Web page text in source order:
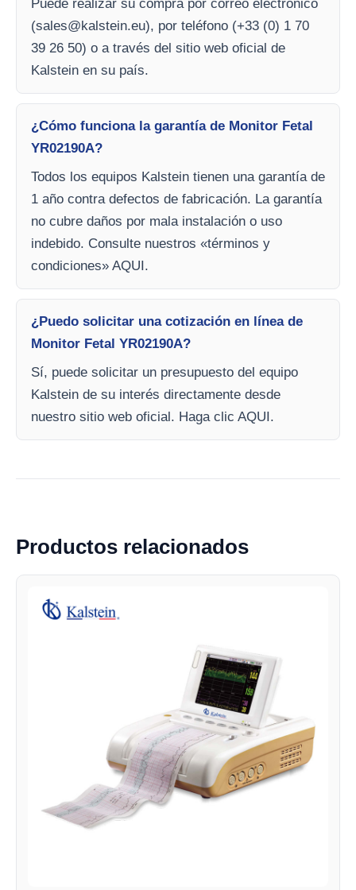
Puede realizar su compra por correo electrónico
(sales@kalstein.eu), por teléfono (+33 (0) 1 70
39 26 50) o a través del sitio web oficial de
Kalstein en su país.
¿Cómo funciona la garantía de Monitor Fetal
YR02190A?
Todos los equipos Kalstein tienen una garantía de
1 año contra defectos de fabricación. La garantía
no cubre daños por mala instalación o uso
indebido. Consulte nuestros «términos y
condiciones» AQUI.
¿Puedo solicitar una cotización en línea de
Monitor Fetal YR02190A?
Sí, puede solicitar un presupuesto del equipo
Kalstein de su interés directamente desde
nuestro sitio web oficial. Haga clic AQUI.
Productos relacionados